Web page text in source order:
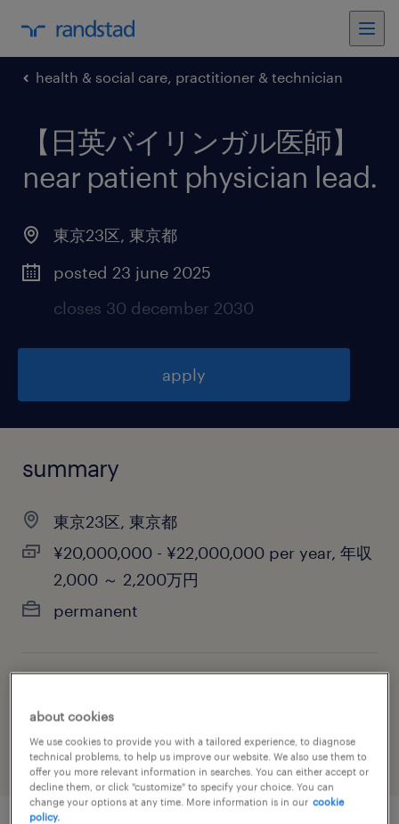
health & social care, practitioner & technician
【日英バイリンガル医師】
near patient physician lead.
東京23区, 東京都
posted 23 june 2025
closes 30 december 2030
apply
summary
東京23区, 東京都
¥20,000,000 - ¥22,000,000 per year, 年収
2,000 ～ 2,200万円
permanent
health & social care, practitioner & technician
about cookies
We use cookies to provide you with a tailored experience, to diagnose
technical problems, to help us improve our website. We also use them to
offer you more relevant information in searches. You can either accept or
decline them, or click "customize" to specify your choice. You can
change your options at any time. More information is in our cookie
policy.